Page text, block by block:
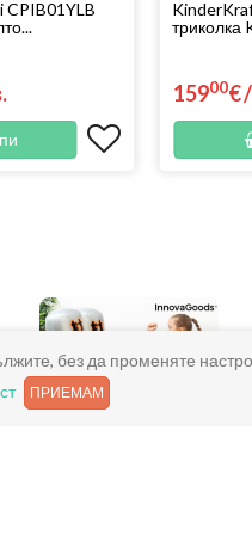
триколка
15900€/
без да променяте
ПРИЕМАМ